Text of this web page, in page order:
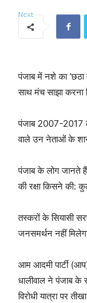
पंजाब में नशे का
साथ मंच साझा करना
पंजाब 2007-2017
वाले उन नेताओं के
पंजाब के लोग जानते
की रक्षा किसने की:
तस्करों के सियासी
जनसमर्थन नहीं
आम आदमी पार्टी
धालीवाल ने पंजाब के
विरोधी यात्रा पर